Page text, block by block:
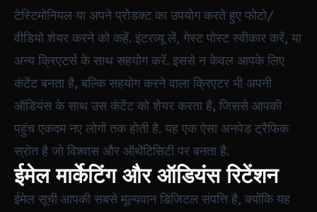
टेस्टिमोनियल या अपने प्रोडक्ट का उपयोग करते हुए फोटो/
वीडियो शेयर करने को कहें. इंटरव्यू लें, गेस्ट पोस्ट स्वीकार करें, या
अन्य क्रिएटर्स के साथ सहयोग करें. इससे न केवल आपके लिए
कंटेंट बनता है, बल्कि सहयोग करने वाला क्रिएटर भी अपनी
ऑडियंस के साथ उस कंटेंट को शेयर करता है, जिससे आपकी
पहुंच एकदम नए लोगों तक होती है. यह एक ऐसा अनपेड ट्रैफिक
स्रोत है जो विश्वास और ऑथेंटिसिटी पर बनता है.
ईमेल मार्केटिंग और ऑडियंस रिटेंशन
ईमेल सूची आपकी सबसे मूल्यवान डिजिटल संपत्ति है, क्योंकि यह